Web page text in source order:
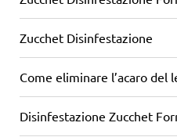
Zucchet Disinfestazione
Come eliminare l’acaro del
Disinfestazione Zucchet